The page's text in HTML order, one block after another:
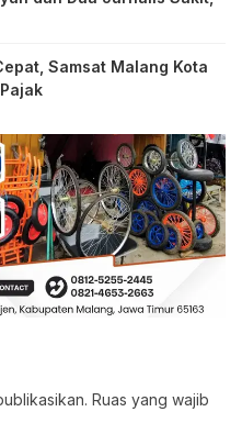
Samsat Malang Kota
Ruas yang wajib